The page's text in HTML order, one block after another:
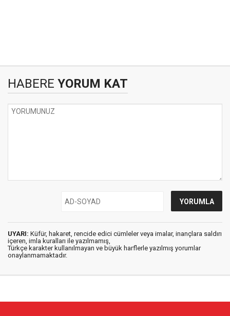
HABERE YORUM KAT
UYARI: Küfür, hakaret, rencide edici cümleler veya imalar, inançlara saldırı
içeren, imla kuralları ile yazılmamış,
Türkçe karakter kullanılmayan ve büyük harflerle yazılmış yorumlar
onaylanmamaktadır.